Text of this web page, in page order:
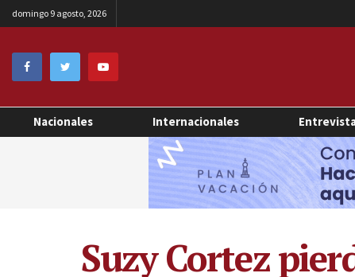
domingo 9 agosto, 2026
Nacionales Internacionales
Suzy Cortez